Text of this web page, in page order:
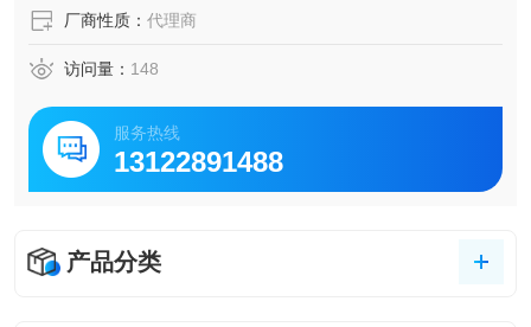
厂商性质： 代理商
访问量： 148
服务热线
13122891488
产品分类